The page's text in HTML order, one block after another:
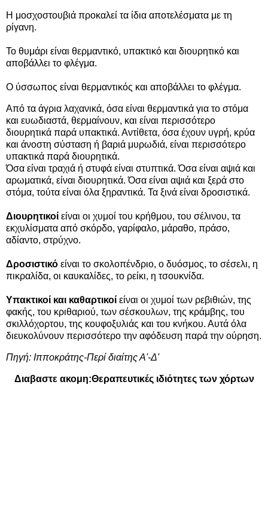
Η μοσχοστουβιά προκαλεί τα ίδια αποτελέσματα με τη
ρίγανη.
Το θυμάρι είναι θερμαντικό, υπακτικό και διουρητικό και
αποβάλλει το φλέγμα.
Ο ύσσωπος είναι θερμαντικός και αποβάλλει το φλέγμα.
Από τα άγρια λαχανικά, όσα είναι θερμαντικά για το στόμα
και ευωδιαστά, θερμαίνουν, και είναι περισσότερο
διουρητικά παρά υπακτικά. Αντίθετα, όσα έχουν υγρή, κρύα
και άνοστη σύσταση ή βαριά μυρωδιά, είναι περισσότερο
υπακτικά παρά διουρητικά.
Όσα είναι τραχιά ή στυφά είναι στυπτικά. Όσα είναι αψιά και
αρωματικά, είναι διουρητικά. Όσα είναι αψιά και ξερά στο
στόμα, τούτα είναι όλα ξηραντικά. Τα ξινά είναι δροσιστικά.
Διουρητικοί είναι οι χυμοί του κρήθμου, του σέλινου, τα
εκχυλίσματα από σκόρδο, γαρίφαλο, μάραθο, πράσο,
αδίαντο, στρύχνο.
Δροσιστικό είναι το σκολοπένδριο, ο δυόσμος, το σέσελι, η
πικραλίδα, οι καυκαλίδες, το ρείκι, η τσουκνίδα.
Υπακτικοί και καθαρτικοί είναι οι χυμοί των ρεβιθιών, της
φακής, του κριθαριού, των σέσκουλων, της κράμβης, του
σκιλλόχορτου, της κουφοξυλιάς και του κνήκου. Αυτά όλα
διευκολύνουν περισσότερο την αφόδευση παρά την ούρηση.
Πηγή: Ιπποκράτης-Περί διαίτης Α'-Δ'
Διαβαστε ακομη:Θεραπευτικές ιδιότητες των χόρτων